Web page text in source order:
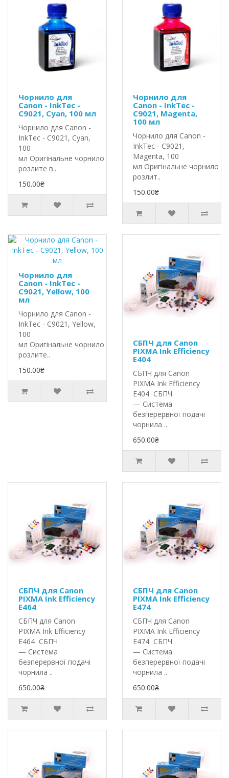
Чорнило для
Canon - InkTec -
C9021, Cyan, 100 мл
Чорнило для Canon -
InkTec - C9021, Cyan,
100
мл Оригінальне чорнило InkTec
розлите в..
150.00₴
Чорнило для
Canon - InkTec -
C9021, Magenta,
100 мл
Чорнило для Canon -
InkTec - C9021,
Magenta, 100
мл Оригінальне чорнило
розлит..
150.00₴
Чорнило для
Canon - InkTec -
C9021, Yellow, 100
мл
Чорнило для Canon -
InkTec - C9021, Yellow,
100
мл Оригінальне чорнило InkTec
розлите..
150.00₴
СБПЧ для Canon
PIXMA Ink Efficiency
E404
СБПЧ для Canon
PIXMA Ink Efficiency
E404 СБПЧ
— Система
безперервної подачі
чорнила ..
650.00₴
СБПЧ для Canon
PIXMA Ink Efficiency
E464
СБПЧ для Canon
PIXMA Ink Efficiency
E464 СБПЧ
— Система
безперервної подачі
чорнила ..
650.00₴
СБПЧ для Canon
PIXMA Ink Efficiency
E474
СБПЧ для Canon
PIXMA Ink Efficiency
E474 СБПЧ
— Система
безперервної подачі
чорнила ..
650.00₴